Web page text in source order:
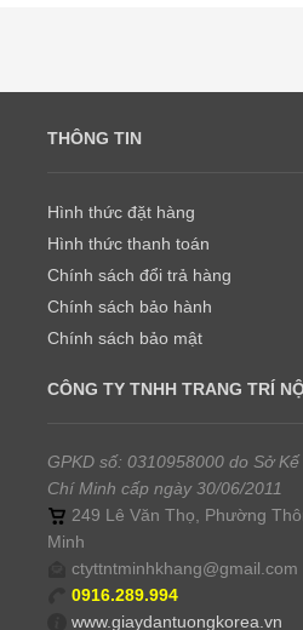
THÔNG TIN
Hình thức đặt hàng
Hình thức thanh toán
Chính sách đổi trả hàng
Chính sách bảo hành
Chính sách bảo mật
CÔNG TY TNHH TRANG TRÍ
GPKD số: 0310958000 do Sở
Chí Minh cấp ngày 30/06/2011
249 Lê Văn Thọ, Phường
Minh
ctyttntminhkhang@gmail.com
0916.289.994
www.giaydantuongkorea.vn